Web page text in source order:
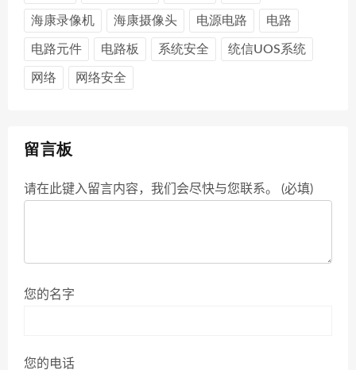
海康录像机 海康摄像头 电源电路 电路
电路元件 电路板 系统安全 统信UOS系统
网络 网络安全
留言板
请在此键入留言内容，我们会尽快与您联系。 (必填)
您的名字
您的电话